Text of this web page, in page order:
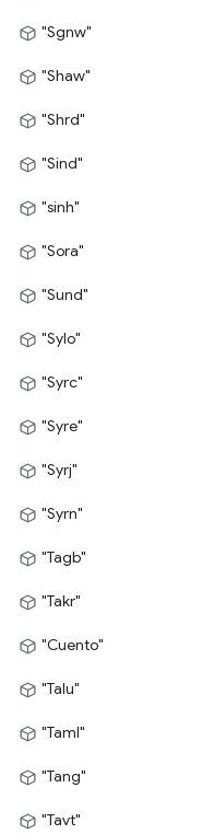
"Sgnw"
"Shaw"
"Shrd"
"Sind"
"sinh"
"Sora"
"Sund"
"Sylo"
"Syrc"
"Syre"
"Syrj"
"Syrn"
"Tagb"
"Takr"
"Cuento"
"Talu"
"Taml"
"Tang"
"Tavt"